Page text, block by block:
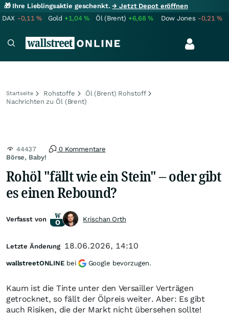
🎁 Ihre Lieblingsaktie geschenkt.→ Jetzt Depot eröffnen
DAX -0,11% Gold +1,04% Öl (Brent) +6,68% Dow Jones -0,21%
Startseite Rohstoffe
Öl (Brent) Rohstoff
Nachrichten zu Öl (Brent)
Börse, Baby!
44437 0 Kommentare
Rohöl "fällt wie ein Stein" – oder gibt
es einen Rebound?
Kaum ist die Tinte unter den Versailler Verträgen
getrocknet, so fällt der Ölpreis weiter. Aber: Es gibt
auch Risiken, die der Markt nicht übersehen sollte!
Verfasst von Krischan Orth
Letzte Änderung 18.06.2026, 14:10
wallstreetONLINE bei Google bevorzugen.